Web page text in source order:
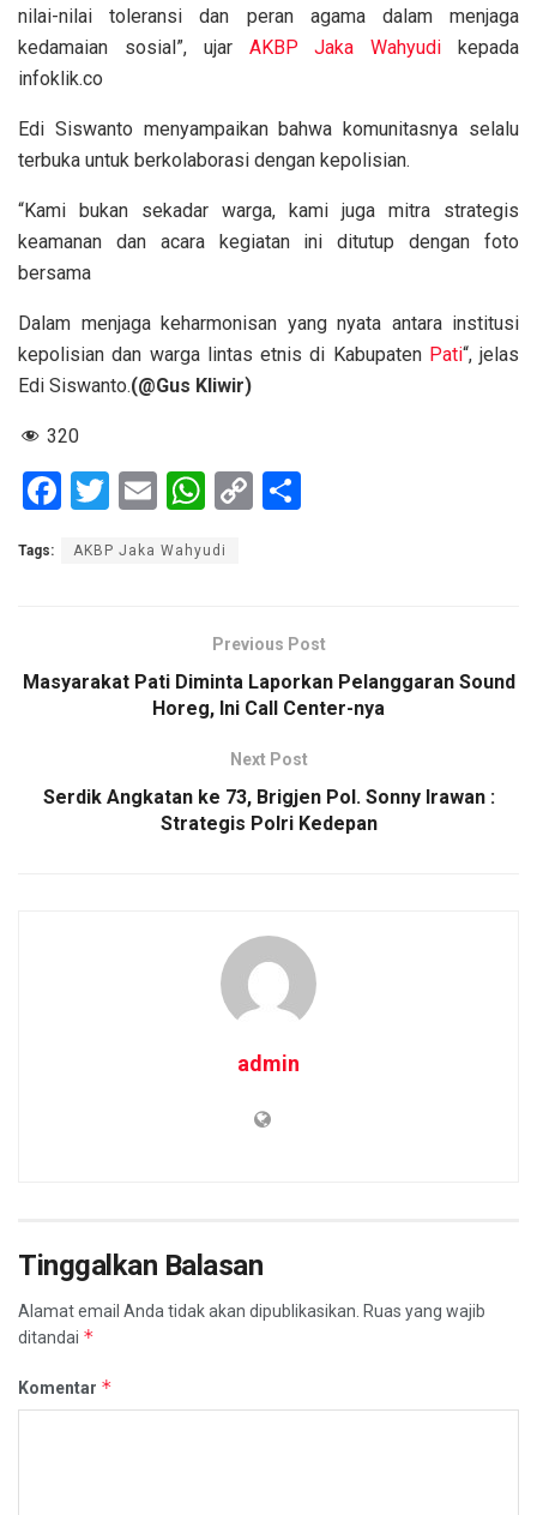
nilai-nilai toleransi dan peran agama dalam menjaga
kedamaian sosial”, ujar AKBP Jaka Wahyudi kepada
infoklik.co
Edi Siswanto menyampaikan bahwa komunitasnya selalu
terbuka untuk berkolaborasi dengan kepolisian.
“Kami bukan sekadar warga, kami juga mitra strategis
keamanan dan acara kegiatan ini ditutup dengan foto
bersama
Dalam menjaga keharmonisan yang nyata antara institusi
kepolisian dan warga lintas etnis di Kabupaten Pati“, jelas
Edi Siswanto.(@Gus Kliwir)
320
F
ce
o
T
tt
E
ail
W
at
A
p
p
C
n
k
Tags: AKBP Jaka Wahyudi
Previous Post
Masyarakat Pati Diminta Laporkan Pelanggaran Sound
Horeg, Ini Call Center-nya
Next Post
Serdik Angkatan ke 73, Brigjen Pol. Sonny Irawan :
Strategis Polri Kedepan
admin
Tinggalkan Balasan
Alamat email Anda tidak akan dipublikasikan. Ruas yang wajib
ditandai *
Komentar *